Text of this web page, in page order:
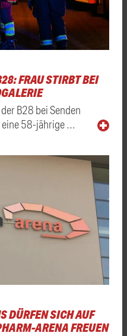
FRAU STIRBT BEI
B28 bei Senden
eine 58-jährige …
DÜRFEN SICH AUF
ARENA FREUEN